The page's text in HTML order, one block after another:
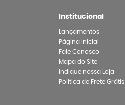
Institucional
Lançamentos
Página Inicial
Fale Conosco
Mapa do Site
Indique nossa Loja
Politica de Frete Grátis